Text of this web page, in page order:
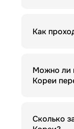
Как
Можно ли
Кореи
Сколько